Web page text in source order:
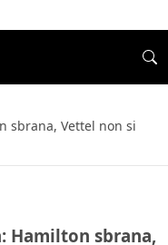
sbrana, Vettel non si
Hamilton sbrana,